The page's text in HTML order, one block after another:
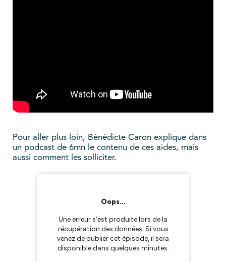
Pour aller plus loin, Bénédicte Caron explique dans
un podcast de 6mn le contenu de ces aides, mais
aussi comment les solliciter.